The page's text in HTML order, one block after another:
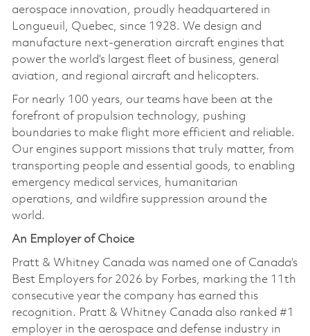
aerospace innovation, proudly headquartered in
Longueuil, Quebec, since 1928. We design and
manufacture next-generation aircraft engines that
power the world’s largest fleet of business, general
aviation, and regional aircraft and helicopters.
For nearly 100 years, our teams have been at the
forefront of propulsion technology, pushing
boundaries to make flight more efficient and reliable.
Our engines support missions that truly matter, from
transporting people and essential goods, to enabling
emergency medical services, humanitarian
operations, and wildfire suppression around the
world.
An Employer of Choice
Pratt & Whitney Canada was named one of Canada’s
Best Employers for 2026 by Forbes, marking the 11th
consecutive year the company has earned this
recognition. Pratt & Whitney Canada also ranked #1
employer in the aerospace and defense industry in